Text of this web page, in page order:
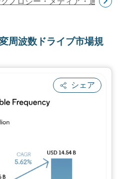
周波数ドライブ市場規
シェア